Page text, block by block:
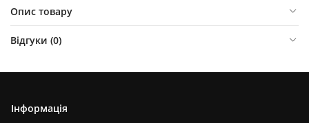
Опис товару
Відгуки (0)
Інформація